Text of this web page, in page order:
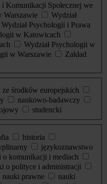
i Komunikacji Społecznej we
Warszawie
Wydział
Wydział Psychologii i Prawa
w Katowicach
Wydział Psychologii w
w Warszawie
Zakład
środków europejskich
naukowo-badawczy
studencki
historia
językoznawstwo
o komunikacji i mediach
o polityce i administracji
nauki prawne
nauki